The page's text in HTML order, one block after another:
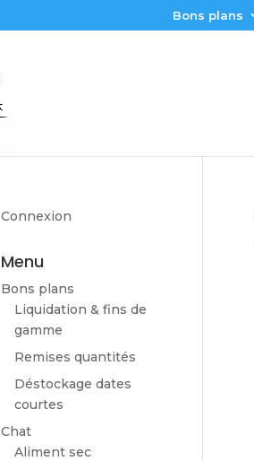
Bons plans
Connexion
Menu
Bons plans
Liquidation & fins de
gamme
Remises quantités
Déstockage dates
courtes
Chat
Aliment sec